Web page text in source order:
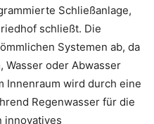
Schließanlage,
schließt. Die
Systemen ab, da
Wasser oder Abwasser
Innenraum wird durch eine
Regenwasser für die
innovatives